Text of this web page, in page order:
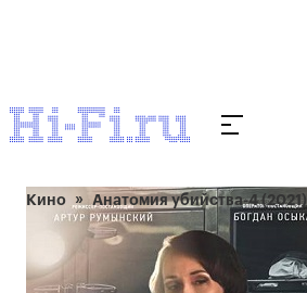
Кино Анатомия убийства-4 (2021)